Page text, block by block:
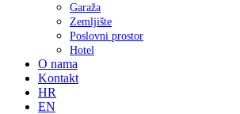
Garaža
Zemljište
Poslovni prostor
Hotel
O nama
Kontakt
HR
EN